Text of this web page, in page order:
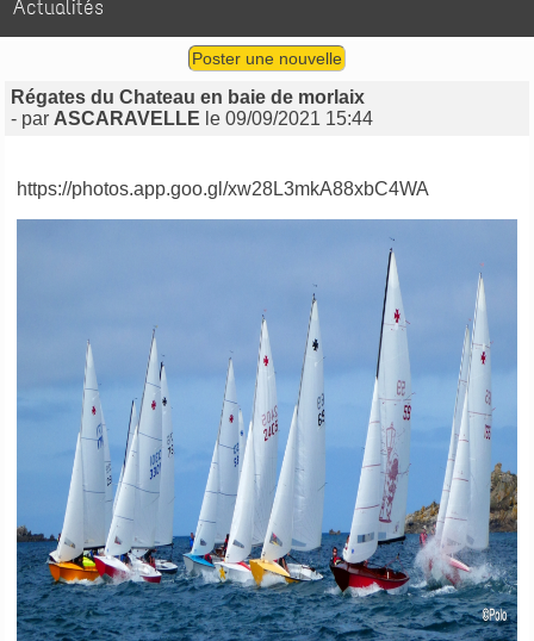
Actualités
Poster une nouvelle
Régates du Chateau en baie de morlaix
- par ASCARAVELLE le 09/09/2021 15:44
https://photos.app.goo.gl/xw28L3mkA88xbC4WA